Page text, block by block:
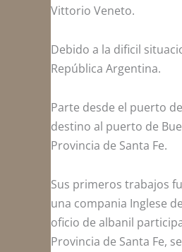
Vittorio Veneto.
Debido a la dificil
República Argentina.
Parte desde el puerto
destino al puerto de
Provincia de Santa Fe.
Sus primeros trabajos
una compania Inglese
oficio de albanil
Provincia de Santa Fe,